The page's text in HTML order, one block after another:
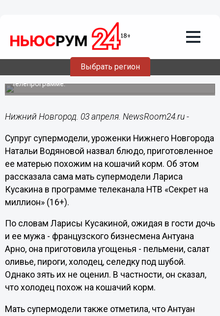
Выбрать регион
03.04.202421:44
Муж Натальи Водяновой назвал блюдо
от тещи кошачьим кормом
Мать супермодели рассказала об этом, участвуя в
телепрограмме.
Нижний Новгород. 03 апреля. NewsRoom24.ru -
Супруг супермодели, уроженки Нижнего Новгорода
Натальи Водяновой назвал блюдо, приготовленное
ее матерью похожим на кошачий корм. Об этом
рассказала сама мать супермодели Лариса
Кусакина в программе телеканала НТВ «Секрет на
миллион» (16+).
По словам Ларисы Кусакиной, ожидая в гости дочь
и ее мужа - французского бизнесмена Антуана
Арно, она приготовила угощенья - пельмени, салат
оливье, пироги, холодец, селедку под шубой.
Однако зять их не оценил. В частности, он сказал,
что холодец похож на кошачий корм.
Мать супермодели также отметила, что Антуан